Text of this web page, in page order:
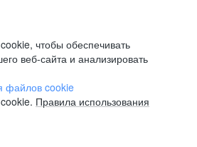
чтобы обеспечивать
веб-сайта и анализировать
файлов cookie
Правила использования